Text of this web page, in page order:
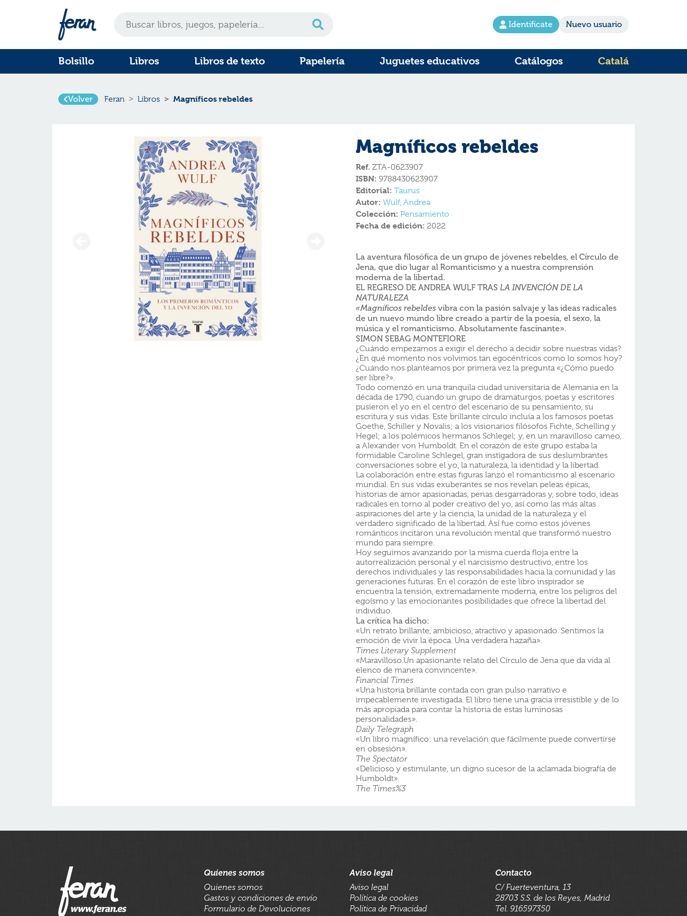
Identifícate Nuevo usuario
Bolsillo Libros Libros de texto Papelería Juguetes educativos Catálogos Catalá
Volver Feran Libros Magníficos rebeldes
Magníficos rebeldes
Ref. ZTA-0623907
ISBN: 9788430623907
Editorial: Taurus
Autor: Wulf, Andrea
Colección: Pensamiento
Fecha de edición: 2022
La aventura filosófica de un grupo de jóvenes rebeldes, el Círculo de
Jena, que dio lugar al Romanticismo y a nuestra comprensión
moderna de la libertad.
EL REGRESO DE ANDREA WULF TRAS LA INVENCIÓN DE LA
NATURALEZA
«Magníficos rebeldes vibra con la pasión salvaje y las ideas radicales
de un nuevo mundo libre creado a partir de la poesía, el sexo, la
música y el romanticismo. Absolutamente fascinante».
SIMON SEBAG MONTEFIORE
¿Cuándo empezamos a exigir el derecho a decidir sobre nuestras vidas?
¿En qué momento nos volvimos tan egocéntricos como lo somos hoy?
¿Cuándo nos planteamos por primera vez la pregunta «¿Cómo puedo
ser libre?».
Todo comenzó en una tranquila ciudad universitaria de Alemania en la
década de 1790, cuando un grupo de dramaturgos, poetas y escritores
pusieron el yo en el centro del escenario de su pensamiento, su
escritura y sus vidas. Este brillante círculo incluía a los famosos poetas
Goethe, Schiller y Novalis; a los visionarios filósofos Fichte, Schelling y
Hegel; a los polémicos hermanos Schlegel; y, en un maravilloso cameo,
a Alexander von Humboldt. En el corazón de este grupo estaba la
formidable Caroline Schlegel, gran instigadora de sus deslumbrantes
conversaciones sobre el yo, la naturaleza, la identidad y la libertad.
La colaboración entre estas figuras lanzó el romanticismo al escenario
mundial. En sus vidas exuberantes se nos revelan peleas épicas,
historias de amor apasionadas, penas desgarradoras y, sobre todo, ideas
radicales en torno al poder creativo del yo, así como las más altas
aspiraciones del arte y la ciencia, la unidad de la naturaleza y el
verdadero significado de la libertad. Así fue como estos jóvenes
románticos incitaron una revolución mental que transformó nuestro
mundo para siempre.
Hoy seguimos avanzando por la misma cuerda floja entre la
autorrealización personal y el narcisismo destructivo, entre los
derechos individuales y las responsabilidades hacia la comunidad y las
generaciones futuras. En el corazón de este libro inspirador se
encuentra la tensión, extremadamente moderna, entre los peligros del
egoísmo y las emocionantes posibilidades que ofrece la libertad del
individuo.
La crítica ha dicho:
«Un retrato brillante, ambicioso, atractivo y apasionado. Sentimos la
emoción de vivir la época. Una verdadera hazaña».
Times Literary Supplement
«Maravilloso.Un apasionante relato del Círculo de Jena que da vida al
elenco de manera convincente».
Financial Times
«Una historia brillante contada con gran pulso narrativo e
impecablemente investigada. El libro tiene una gracia irresistible y de lo
más apropiada para contar la historia de estas luminosas
personalidades».
Daily Telegraph
«Un libro magnífico: una revelación que fácilmente puede convertirse
en obsesión».
The Spectator
«Delicioso y estimulante, un digno sucesor de la aclamada biografía de
Humboldt».
The Times%3
Quienes somos
Quienes somos
Gastos y condiciones de envío
Formulario de Devoluciones
Aviso legal
Aviso legal
Política de cookies
Política de Privacidad
Contacto
C/ Fuerteventura, 13
28703 S.S. de los Reyes, Madrid
Tel. 916597350